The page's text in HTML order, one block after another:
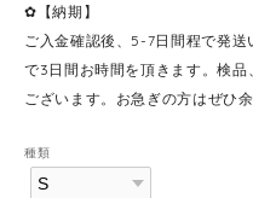
✿【納期】
ご入金確認後、5-7日間程で発
で3日間お時間を頂きます。検
ございます。お急ぎの方はぜひ
種類